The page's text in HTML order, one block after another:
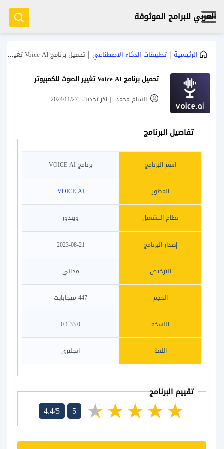
العربي للبرامج الموثوقة
الرئيسية | تطبيقات الذكاء الاصطناعي | تحميل برنامج Voice AI تغيير الصوت للكمبيوتر
تحميل برنامج Voice AI تغيير الصوت للكمبيوتر
انسام محمد | اخر تحديث 2024/11/27
تفاصيل البرنامج
اسم البرنامج برنامج VOICE AI
المطور VOICE AI
نظام التشغيل ويندوز
إصدار البرنامج 2023-08-21
الترخيص مجاني
الحجم 447 ميجابايت
النسخة 0.1.33.0
اللغة انجليزي
تقييم البرنامج
4.4/5 5